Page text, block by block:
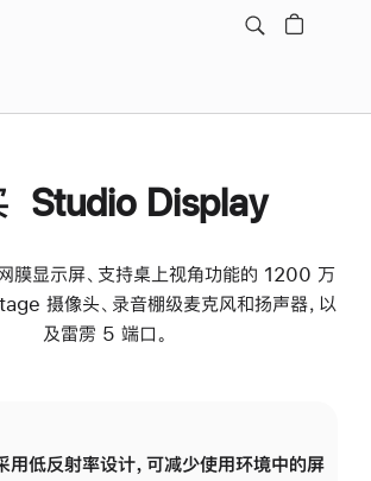
Studio Display
膜显示屏、支持桌上视角功能的 1200 万
摄像头、录音棚级麦克风和扬声器，以
及雷雳 5 端口。
用低反射率设计，可减少使用环境中的屏